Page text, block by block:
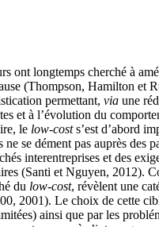
ont longtemps cherché à
(Thompson, Hamilton et
permettant, via une
et à l’évolution du
le low-costs’est d’abord
se dément pas auprès
interentreprises et des
(Santi et Nguyen, 2012).
du low-cost, révèlent une
2001). Le choix de cette
ainsi que par les